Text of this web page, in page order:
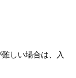
しい場合は、入